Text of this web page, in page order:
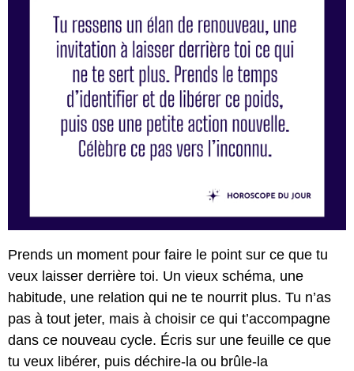
Prends un moment pour faire le point sur ce que tu
veux laisser derrière toi. Un vieux schéma, une
habitude, une relation qui ne te nourrit plus. Tu n’as
pas à tout jeter, mais à choisir ce qui t’accompagne
dans ce nouveau cycle. Écris sur une feuille ce que
tu veux libérer, puis déchire-la ou brûle-la